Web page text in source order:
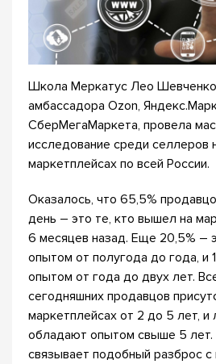
Школа Меркатус Лео
амбассадора Ozon,
СберМегаМаркета, провела
исследование среди селлеров
маркетплейсах по всей России.
Оказалось, что 65,5%
день – это те, кто вышел на
6 месяцев назад. Еще 20,5% –
опытом от полугода до года, и
опытом от года до двух лет.
сегодняшних продавцов
маркетплейсах от 2 до 5 лет, и
обладают опытом свыше 5 лет.
связывает подобный разброс